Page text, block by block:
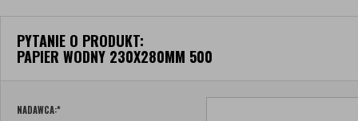
PYTANIE O PRODUKT:
PAPIER WODNY 230X280MM 500
NADAWCA:*